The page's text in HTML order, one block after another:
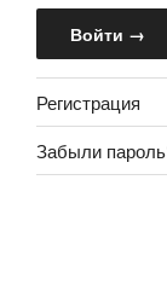
Регистрация
Забыли